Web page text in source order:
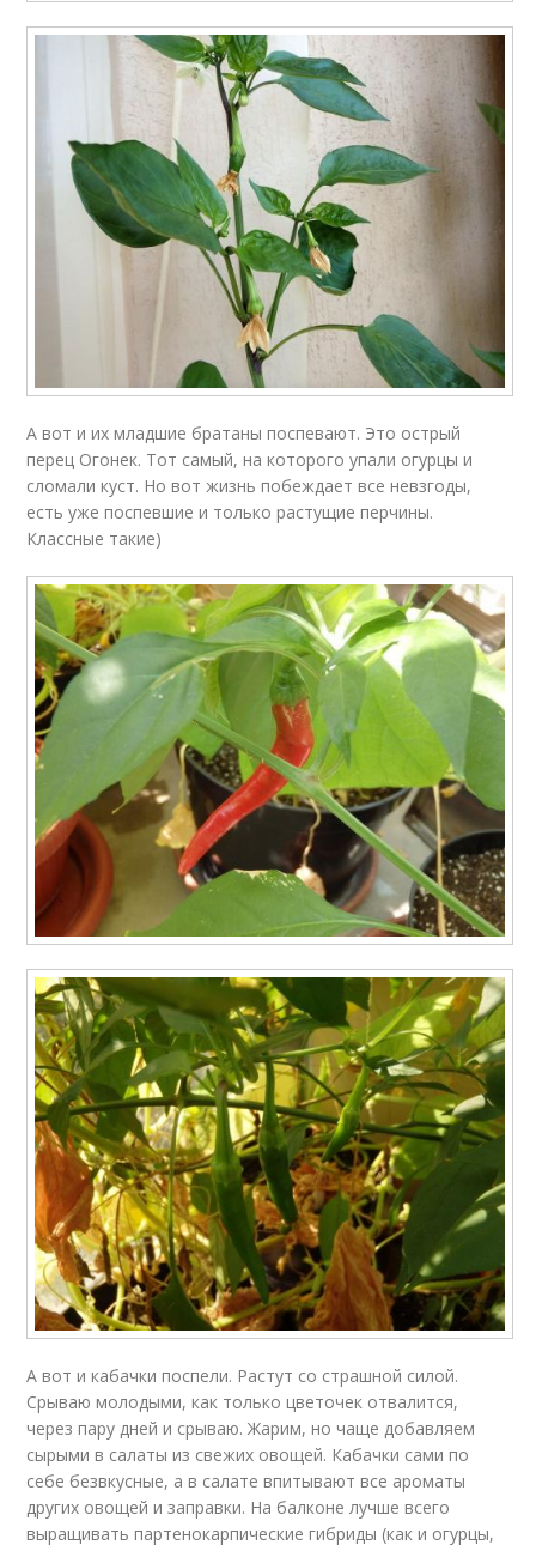
А вот и их младшие братаны поспевают. Это острый
перец Огонек. Тот самый, на которого упали огурцы и
сломали куст. Но вот жизнь побеждает все невзгоды,
есть уже поспевшие и только растущие перчины.
Классные такие)
А вот и кабачки поспели. Растут со страшной силой.
Срываю молодыми, как только цветочек отвалится,
через пару дней и срываю. Жарим, но чаще добавляем
сырыми в салаты из свежих овощей. Кабачки сами по
себе безвкусные, а в салате впитывают все ароматы
других овощей и заправки. На балконе лучше всего
выращивать партенокарпические гибриды (как и огурцы,